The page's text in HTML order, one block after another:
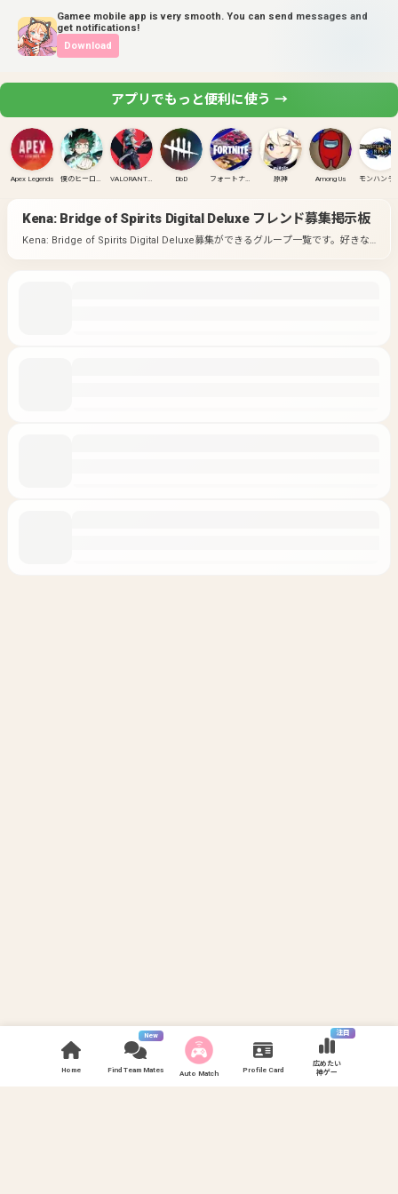
Gamee mobile app is very smooth. You can send messages and
get notifications!
Download
Home
New
Find Team Mates Auto Match Profile Card
注目
広めたい
神ゲー
アプリでもっと便利に使う →
Apex Legends 僕のヒーローアカデミア ULTRA RUMBLE VALORANT(PC) DbD フォートナイト 原神 Among Us
Kena: Bridge of Spirits Digital Deluxeフレンド募集掲示板
Kena: Bridge of Spirits Digital Deluxe募集ができるグループ一覧です。 好きな